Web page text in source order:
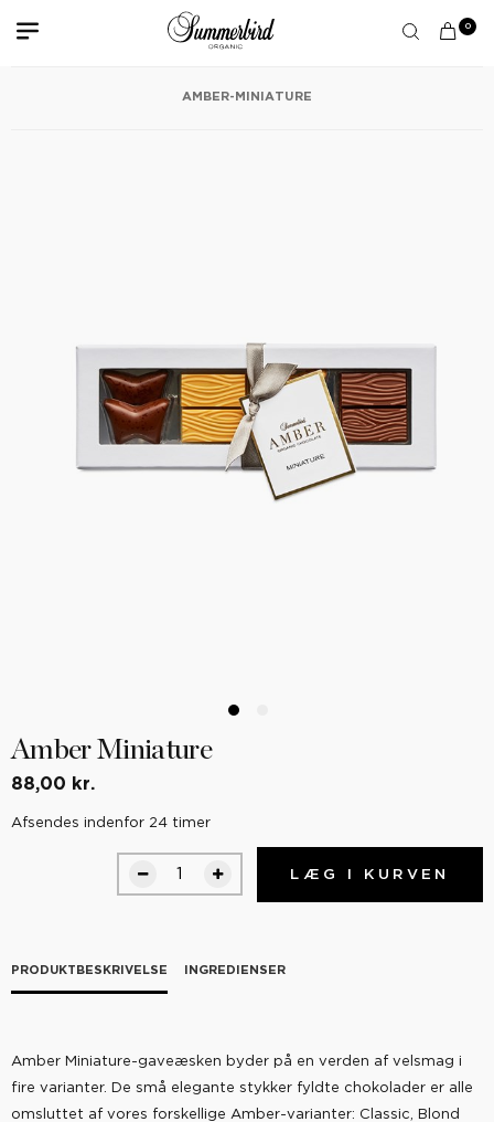
AMBER-MINIATURE
Amber Miniature
88,00 kr.
Afsendes indenfor 24 timer
LÆG I KURVEN
PRODUKTBESKRIVELSE INGREDIENSER
Amber Miniature-gaveæsken byder på en verden af velsmag i
fire varianter. De små elegante stykker fyldte chokolader er alle
omsluttet af vores forskellige Amber-varianter: Classic, Blond
0